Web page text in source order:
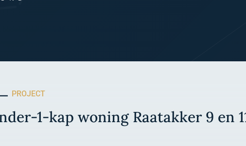
PROJECT
1-kap woning Raatakker 9 en